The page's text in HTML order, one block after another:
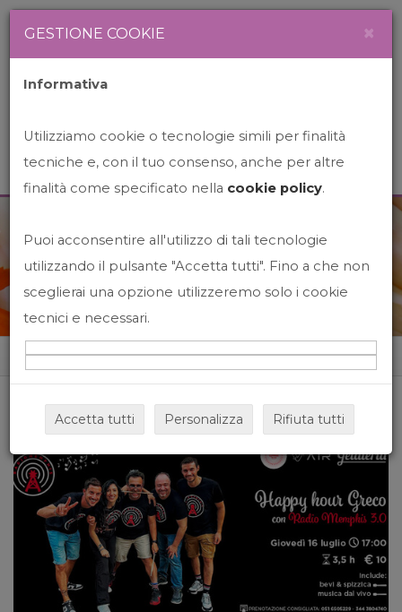
News&Events
Home News&events
GESTIONE COOKIE ×
Informativa
Utilizziamo cookie o tecnologie simili per finalità
tecniche e, con il tuo consenso, anche per altre
finalità come specificato nella cookie policy.
Puoi acconsentire all'utilizzo di tali tecnologie
utilizzando il pulsante "Accetta tutti". Fino a che non
sceglierai una opzione utilizzeremo solo i cookie
tecnici e necessari.
Accetta tutti Personalizza Rifiuta tutti